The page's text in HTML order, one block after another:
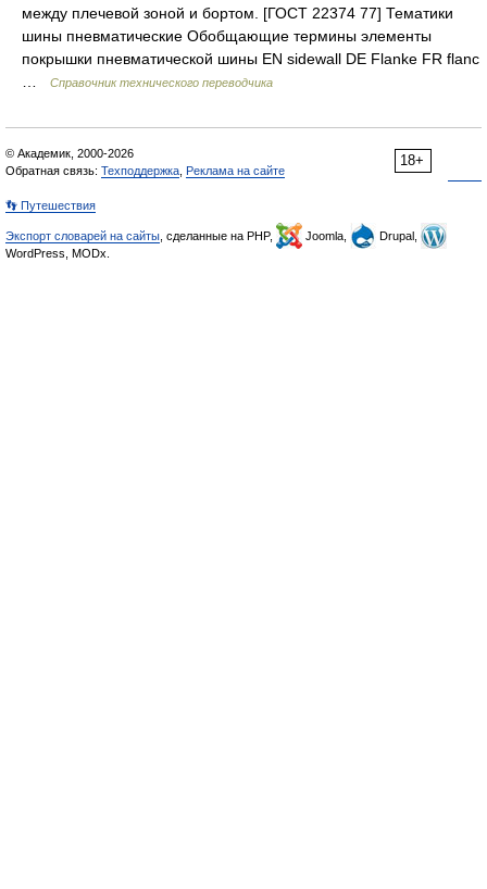
между плечевой зоной и бортом. [ГОСТ 22374 77] Тематики
шины пневматические Обобщающие термины элементы
покрышки пневматической шины EN sidewall DE Flanke FR flanc
Справочник технического переводчика
18+
© Академик, 2000-2026
Обратная связь: Техподдержка Реклама на сайте
👣 Путешествия
Экспорт словарей на сайты , сделанные на PHP, Joomla,
Drupal,
WordPress, MODx.